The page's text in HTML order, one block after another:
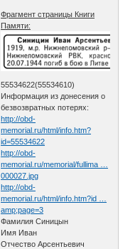
Фрагмент страницы Книги
Памяти:
55534622(55534610)
Информация из донесения о
безвозвратных потерях:
http://obd-
memorial.ru/html/info.htm?
id=55534622
http://obd-
memorial.ru/memorial/fullima …
000027.jpg
http://obd-
memorial.ru/html/info.htm?id …
amp;page=3
Фамилия Синицын
Имя Иван
Отчество Арсентьевич